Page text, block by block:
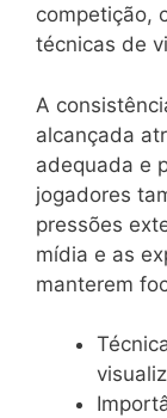
competição,
técnicas de
A
alcançada
adequada e
jogadores
pressões
mídia e as
manterem